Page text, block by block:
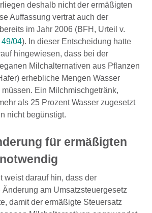
deshalb nicht der ermäßigten
Auffassung vertrat auch der
im Jahr 2006 (BFH, Urteil v.
04). In dieser Entscheidung hatte
hingewiesen, dass bei der
Milchalternativen aus Pflanzen
erhebliche Mengen Wasser
Ein Milchmischgetränk,
als 25 Prozent Wasser zugesetzt
nicht begünstigt.
für ermäßigten
weist darauf hin, dass der
am Umsatzsteuergesetz
damit der ermäßigte Steuersatz